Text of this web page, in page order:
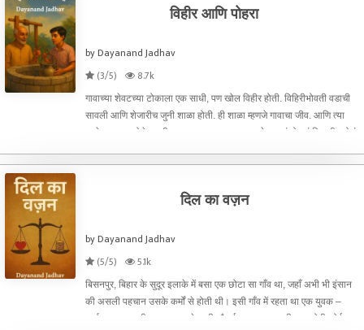
विहीर आणि पोहरा
by Dayanand Jadhav
(3/5)
8.7k
गावाच्या शेवटच्या टोकाला एक साधी, पण खोल विहीर होती. विहिरीभोवती वडाची
सावली आणि शेजारीच जुनी शाळा होती. ही शाळा म्हणजे गावाचा जीव. आणि त्या
शाळेचा आत्मा होते गुरुजी – रामकाका.रामकाका म्हणजे चालतं बोलतं विद्यापीठ होतं.
दिल का वज़न
by Dayanand Jadhav
(5/5)
5.1k
बिसनपुर, बिहार के सुदूर इलाके में बसा एक छोटा सा गाँव था, जहाँ अभी भी इंसान
की असली पहचान उसके कर्मों से होती थी। इसी गाँव में रहता था एक युवक –
अर्जुन। एकदम सीधा-सादा, पर मेहनती और ईमानदार। उसकी उम्र होगी कोई